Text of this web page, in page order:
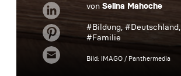
von Selina Mahoche
#Bildung, #Deutschland,
#Familie
Bild: IMAGO / Panthermedia